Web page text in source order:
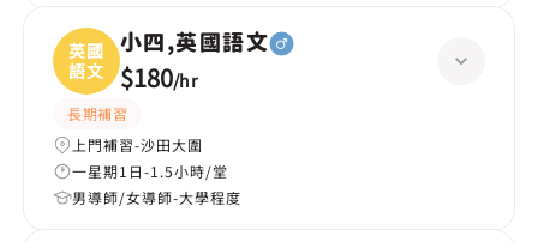
英國
語文
小四,英國語文
$180/hr
長期補習
上門補習-沙田大圍
一星期1日-1.5小時/堂
男導師/女導師-大學程度